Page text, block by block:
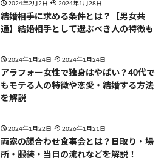
2024年2月2日 2024年1月28日
結婚相手に求める条件とは？【男女共
通】結婚相手として選ぶべき人の特徴も
2024年1月24日 2024年1月24日
アラフォー女性で独身はやばい？40代で
もモテる人の特徴や恋愛・結婚する方法
を解説
2024年1月22日 2026年1月21日
両家の顔合わせ食事会とは？日取り・場
所・服装・当日の流れなどを解説！